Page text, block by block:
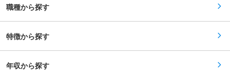
圧化での大型バルブは国内で2社のみ！ ・国内の
全電力会社と取引実績あり ・プラント関連を含
め、国内500件以上の納入実績 ・海外30か国以
大に伴い、グローバルに事業を拡大中 ・顧客ニー
工事計画書、各種記録・報告書の作成 ・電力会社
ません ★やりがい★ ・電気というライフライン
を支える責任ある仕事 ・点検工事完了後、発電所
が無事稼働した瞬間の達成感 ・社会に必要とされ
例） 社内教育システムもあり、計画的に技能習得
職種から探す
特徴から探す
年収から探す